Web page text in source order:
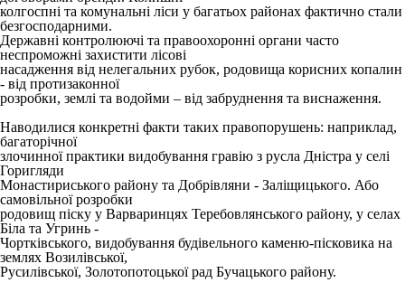
колгоспні та комунальні ліси у багатьох районах фактично стали
безгосподарними.
Державні контролюючі та правоохоронні органи часто
неспроможні захистити лісові
насадження від нелегальних рубок, родовища корисних копалин
- від протизаконної
розробки, землі та водойми – від забруднення та виснаження.
Наводилися конкретні факти таких правопорушень: наприклад,
багаторічної
злочинної практики видобування гравію з русла Дністра у селі
Горигляди
Монастириського району та Добрівляни - Заліщицького. Або
самовільної розробки
родовищ піску у Варваринцях Теребовлянського району, у селах
Біла та Угринь -
Чортківського, видобування будівельного каменю-пісковика на
землях Возилівської,
Русилівської, Золотопотоцької рад Бучацького району.